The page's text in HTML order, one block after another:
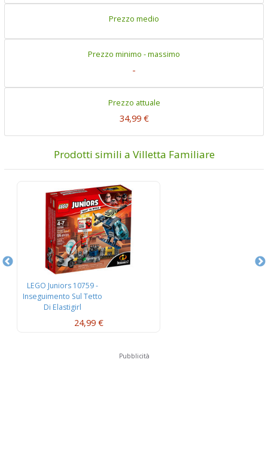
Prezzo medio
Prezzo minimo - massimo
-
Prezzo attuale
34,99 €
Prodotti simili a Villetta Familiare
LEGO Juniors 10759 -
Inseguimento Sul Tetto
Di Elastigirl
24,99 €
Pubblicità